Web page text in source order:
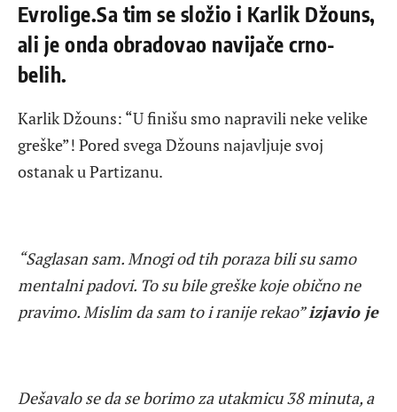
Evrolige.Sa tim se složio i Karlik Džouns,
ali je onda obradovao navijače crno-
belih.
Karlik Džouns: “U finišu smo napravili neke velike
greške”! Pored svega Džouns najavljuje svoj
ostanak u Partizanu.
“Saglasan sam. Mnogi od tih poraza bili su samo
mentalni padovi. To su bile greške koje obično ne
pravimo. Mislim da sam to i ranije rekao”izjavio je
Dešavalo se da se borimo za utakmicu 38 minuta, a